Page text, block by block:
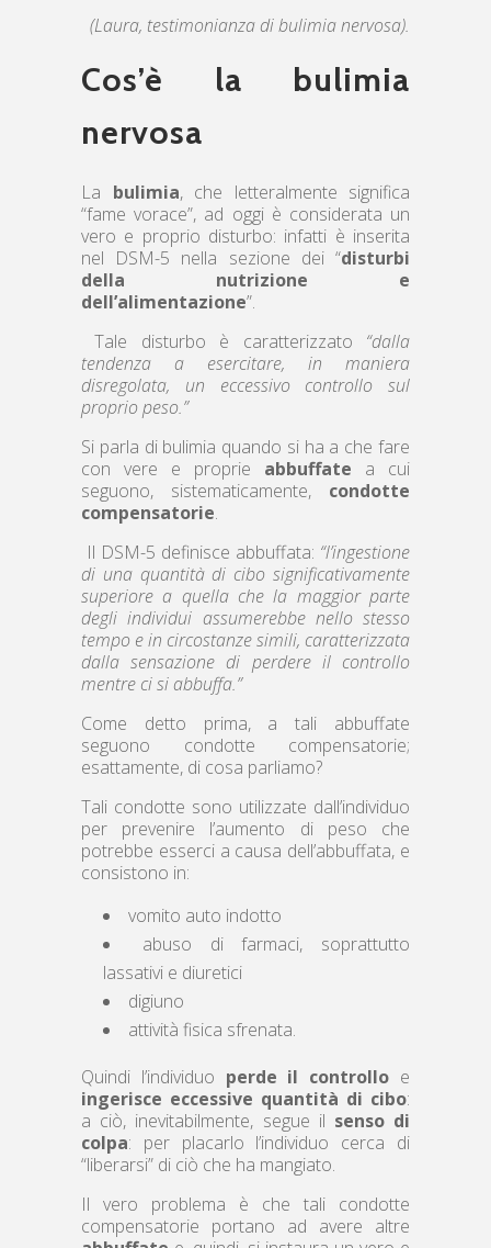
(Laura, testimonianza di bulimia nervosa).
Cos’è la bulimia
nervosa
La bulimia, che letteralmente significa
“fame vorace”, ad oggi è considerata un
vero e proprio disturbo: infatti è inserita
nel DSM-5 nella sezione dei “disturbi
della nutrizione e
dell’alimentazione”.
Tale disturbo è caratterizzato “dalla
tendenza a esercitare, in maniera
disregolata, un eccessivo controllo sul
proprio peso.”
Si parla di bulimia quando si ha a che fare
con vere e proprie abbuffate a cui
seguono, sistematicamente, condotte
compensatorie.
Il DSM-5 definisce abbuffata: “l’ingestione
di una quantità di cibo significativamente
superiore a quella che la maggior parte
degli individui assumerebbe nello stesso
tempo e in circostanze simili, caratterizzata
dalla sensazione di perdere il controllo
mentre ci si abbuffa.”
Come detto prima, a tali abbuffate
seguono condotte compensatorie;
esattamente, di cosa parliamo?
Tali condotte sono utilizzate dall’individuo
per prevenire l’aumento di peso che
potrebbe esserci a causa dell’abbuffata, e
consistono in:
vomito auto indotto
abuso di farmaci, soprattutto
lassativi e diuretici
digiuno
attività fisica sfrenata.
Quindi l’individuo perde il controllo e
ingerisce eccessive quantità di cibo:
a ciò, inevitabilmente, segue il senso di
colpa: per placarlo l’individuo cerca di
“liberarsi” di ciò che ha mangiato.
Il vero problema è che tali condotte
compensatorie portano ad avere altre